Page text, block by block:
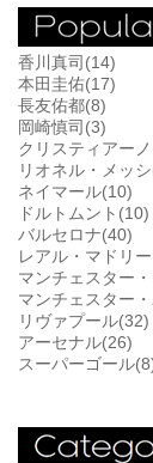
香川真司(14)
本田圭佑(17)
長友佑都(8)
岡崎慎司(3)
クリスティアー
リオネル・メッ
ネイマール(10)
ドルトムント(10)
バルセロナ(40)
レアル・マドリ
マンチェスター
マンチェスター
リヴァプール(32)
アーセナル(26)
スーパーゴール